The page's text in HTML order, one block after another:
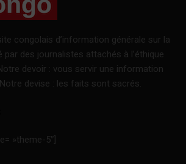
congolais d’information générale sur la
par des journalistes attachés à l’éthique
devoir : vous servir une information
devise : les faits sont sacrés.
»theme-5″]